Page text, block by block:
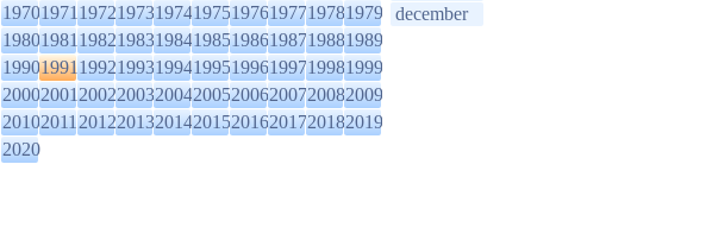
1970197119721973197419751976197719781979
1980198119821983198419851986198719881989
1990199119921993199419951996199719981999
2000200120022003200420052006200720082009
2010201120122013201420152016201720182019
2020
december